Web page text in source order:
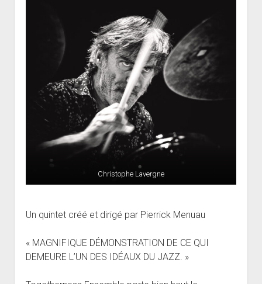
Christophe Lavergne
Un quintet créé et dirigé par Pierrick Menuau
« MAGNIFIQUE DÉMONSTRATION DE CE QUI
DEMEURE L’UN DES IDÉAUX DU JAZZ. »